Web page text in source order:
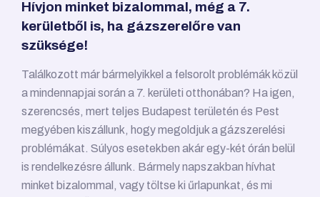
Hívjon minket bizalommal, még a 7.
kerületből is, ha gázszerelőre van
szüksége!
Találkozott már bármelyikkel a felsorolt problémák közül
a mindennapjai során a 7. kerületi otthonában? Ha igen,
szerencsés, mert teljes Budapest területén és Pest
megyében kiszállunk, hogy megoldjuk a gázszerelési
problémákat. Súlyos esetekben akár egy-két órán belül
is rendelkezésre állunk. Bármely napszakban hívhat
minket bizalommal, vagy töltse ki űrlapunkat, és mi